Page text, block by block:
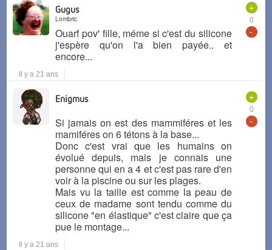
+
0
-
Gugus
Lombric
Ouarf pov' fille, méme si c'est du silicone
j'espère qu'on l'a bien payée.. et
encore...
Il y a 21 ans
+
0
-
Enigmus
Si jamais on est des mammiféres et les
mamiféres on 6 tétons à la base...
Donc c'est vrai que les humains on
évolué depuis, mais je connais une
personne qui en a 4 et c'est pas rare d'en
voir à la piscine ou sur les plages.
Mais vu la taille est comme la peau de
ceux de madame sont tendu comme du
silicone "en élastique" c'est claire que ça
pue le montage...
Il y a 21 ans